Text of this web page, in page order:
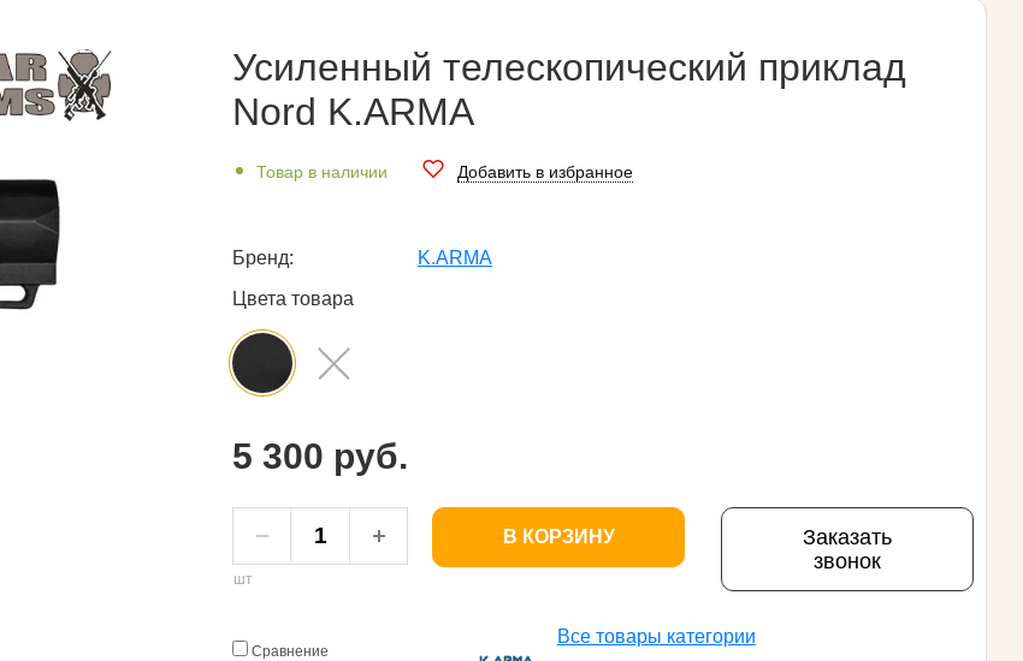
Усиленный телескопический приклад
Nord K.ARMA
Товар в наличии Добавить в избранное
Бренд:
K.ARMA
Цвета товара
5 300 руб.
шт
В КОРЗИНУ
Заказать
звонок
Сравнение
Все товары категории